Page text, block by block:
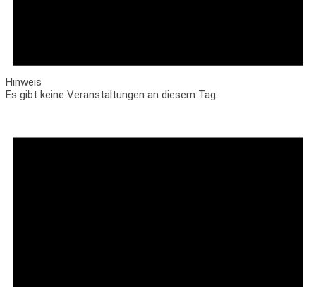
Hinweis
Es gibt keine Veranstaltungen an diesem Tag.